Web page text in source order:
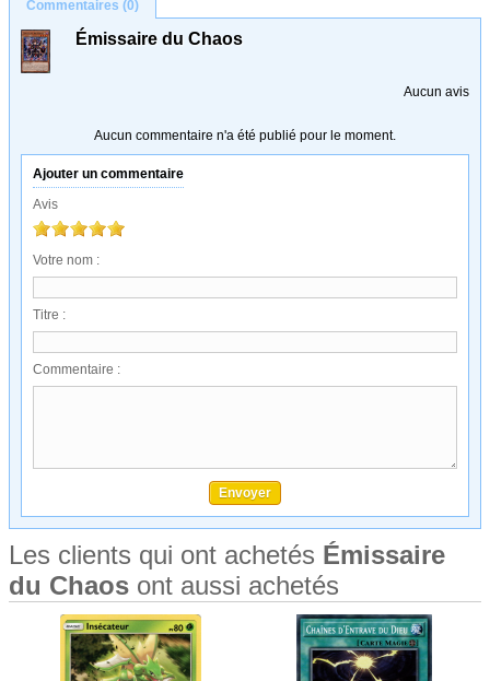
Commentaires (0)
Émissaire du Chaos
Aucun avis
Aucun commentaire n'a été publié pour le moment.
Ajouter un commentaire
Avis
Votre nom :
Titre :
Commentaire :
Les clients qui ont achetés Émissaire
du Chaos ont aussi achetés